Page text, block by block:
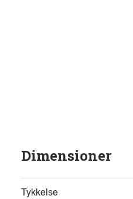
Dimensioner
Tykkelse